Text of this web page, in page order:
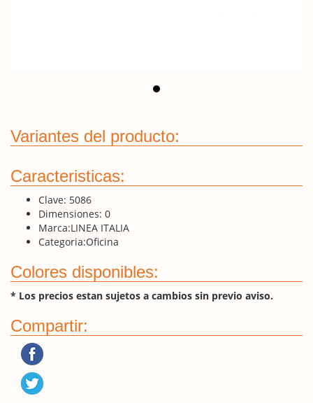
Variantes del producto:
Caracteristicas:
Clave: 5086
Dimensiones: 0
Marca:LINEA ITALIA
Categoria:Oficina
Colores disponibles:
* Los precios estan sujetos a cambios sin previo aviso.
Compartir: